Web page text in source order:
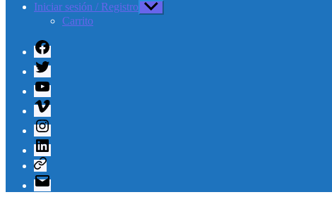
Iniciar sesión / Registro Mostrar
el
Carrito
Facebook
Twitter
Youtube
Vimeo
Instagram
Linkedin
Telegram
Correo
electrónico